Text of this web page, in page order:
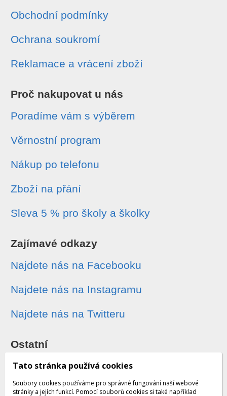
Obchodní podmínky
Ochrana soukromí
Reklamace a vrácení zboží
Proč nakupovat u nás
Poradíme vám s výběrem
Věrnostní program
Nákup po telefonu
Zboží na přání
Sleva 5 % pro školy a školky
Zajímavé odkazy
Najdete nás na Facebooku
Najdete nás na Instagramu
Najdete nás na Twitteru
Ostatní
Sledování zásilek
Dárkové poukazy
Tato stránka používá cookies
Soubory cookies používáme pro správné fungování naší webové
stránky a jejích funkcí. Pomocí souborů cookies si také například